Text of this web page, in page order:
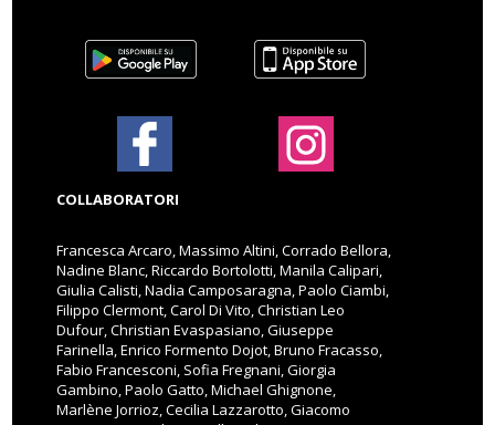
COLLABORATORI
Francesca Arcaro, Massimo Altini, Corrado Bellora,
Nadine Blanc, Riccardo Bortolotti, Manila Calipari,
Giulia Calisti, Nadia Camposaragna, Paolo Ciambi,
Filippo Clermont, Carol Di Vito, Christian Leo
Dufour, Christian Evaspasiano, Giuseppe
Farinella, Enrico Formento Dojot, Bruno Fracasso,
Fabio Francesconi, Sofia Fregnani, Giorgia
Gambino, Paolo Gatto, Michael Ghignone,
Marlène Jorrioz, Cecilia Lazzarotto, Giacomo